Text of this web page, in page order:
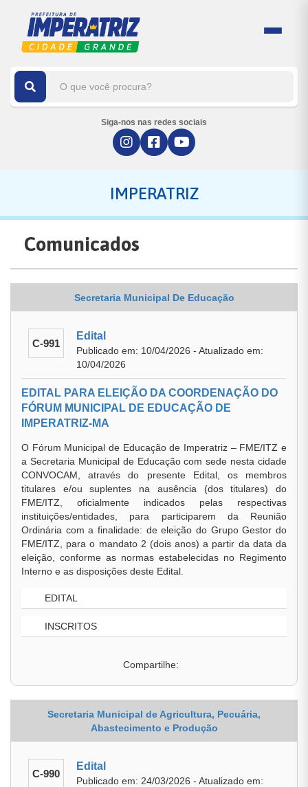
Siga-nos nas redes sociais
IMPERATRIZ
Comunicados
Secretaria Municipal De Educação
C-991
Edital
Publicado em: 10/04/2026 - Atualizado em:
10/04/2026
EDITAL PARA ELEIÇÃO DA COORDENAÇÃO DO
FÓRUM MUNICIPAL DE EDUCAÇÃO DE
IMPERATRIZ-MA
O Fórum Municipal de Educação de Imperatriz – FME/ITZ e
a Secretaria Municipal de Educação com sede nesta cidade
CONVOCAM, através do presente Edital, os membros
titulares e/ou suplentes na ausência (dos titulares) do
FME/ITZ, oficialmente indicados pelas respectivas
instituições/entidades, para participarem da Reunião
Ordinária com a finalidade: de eleição do Grupo Gestor do
FME/ITZ, para o mandato 2 (dois anos) a partir da data da
eleição, conforme as normas estabelecidas no Regimento
Interno e as disposições deste Edital.
EDITAL
INSCRITOS
Compartilhe:
Secretaria Municipal de Agricultura, Pecuária,
Abastecimento e Produção
C-990
Edital
Publicado em: 24/03/2026 - Atualizado em: